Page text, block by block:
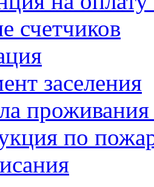
счетчиков
заселения
по